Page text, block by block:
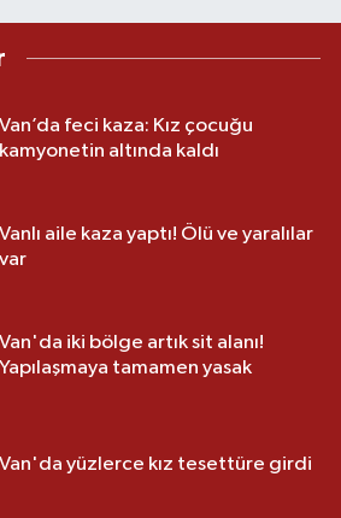
Van’da feci kaza: Kız çocuğu
kamyonetin altında kaldı
Vanlı aile kaza yaptı! Ölü ve yaralılar
var
Van'da iki bölge artık sit alanı!
Yapılaşmaya tamamen yasak
Van'da yüzlerce kız tesettüre girdi